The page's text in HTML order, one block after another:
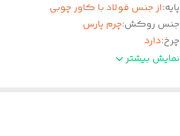
پایه:از جنس فولاد با کاور چوبی
جنس روکش:چرم پارس
چرخ:دارد
جک:دارد
نمایش بیشتر